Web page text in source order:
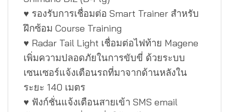
♥ รองรับการเชื่อมต่อ Smart Trainer สำหรับ
ฝึกซ้อม Course Training
♥ Radar Tail Light เชื่อมต่อไฟท้าย Magene
เพิ่มความปลอดภัยในการขับขี่ ด้วยระบบ
เซนเซอร์แจ้งเตือนรถที่มาจากด้านหลังใน
ระยะ 140 เมตร
♥ ฟังก์ชั่นแจ้งเตือนสายเข้า SMS email